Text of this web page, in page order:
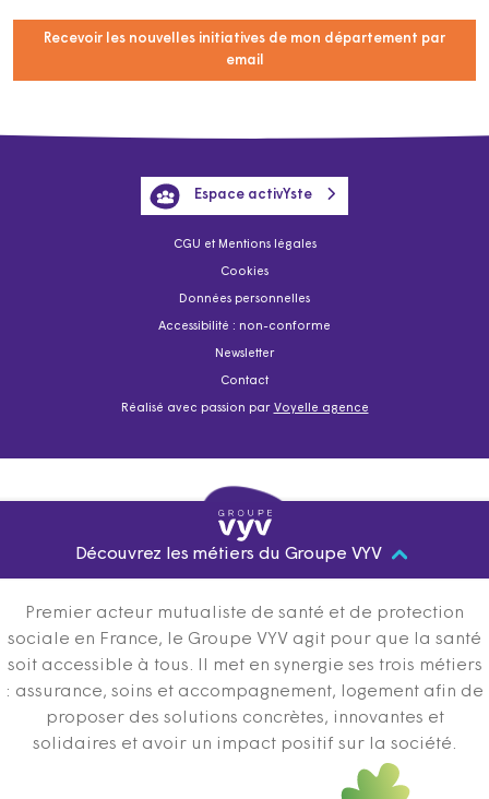
Recevoir les nouvelles initiatives de mon département par
email
CGU et Mentions légales
Cookies
Données personnelles
Accessibilité : non-conforme
Newsletter
Contact
Réalisé avec passion par Voyelle agence
Espace activYste
Découvrez les métiers du Groupe VYV
Premier acteur mutualiste de santé et de protection
sociale en France, le Groupe VYV agit pour que la santé
soit accessible à tous. Il met en synergie ses trois métiers
: assurance, soins et accompagnement, logement afin de
proposer des solutions concrètes, innovantes et
solidaires et avoir un impact positif sur la société.